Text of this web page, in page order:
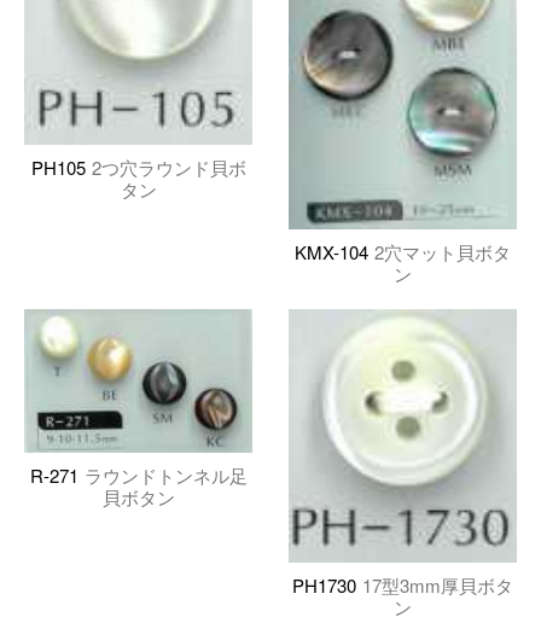
PH105 2つ穴ラウンド貝ボ
タン
KMX-104 2穴マット貝ボタ
ン
R-271 ラウンドトンネル足
貝ボタン
PH1730 17型3mm厚貝ボタ
ン